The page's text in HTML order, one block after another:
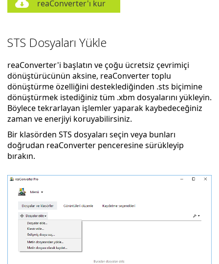
reaConverter'ı kur
STS Dosyaları Yükle
reaConverter'i başlatın ve çoğu ücretsiz çevrimiçi
dönüştürücünün aksine, reaConverter toplu
dönüştürme özelliğini desteklediğinden .sts biçimine
dönüştürmek istediğiniz tüm .xbm dosyalarını yükleyin.
Böylece tekrarlayan işlemler yaparak kaybedeceğiniz
zaman ve enerjiyi koruyabilirsiniz.
Bir klasörden STS dosyaları seçin veya bunları
doğrudan reaConverter penceresine sürükleyip
bırakın.